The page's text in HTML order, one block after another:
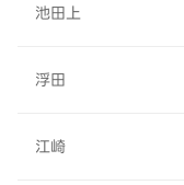
池田上
浮田
江崎